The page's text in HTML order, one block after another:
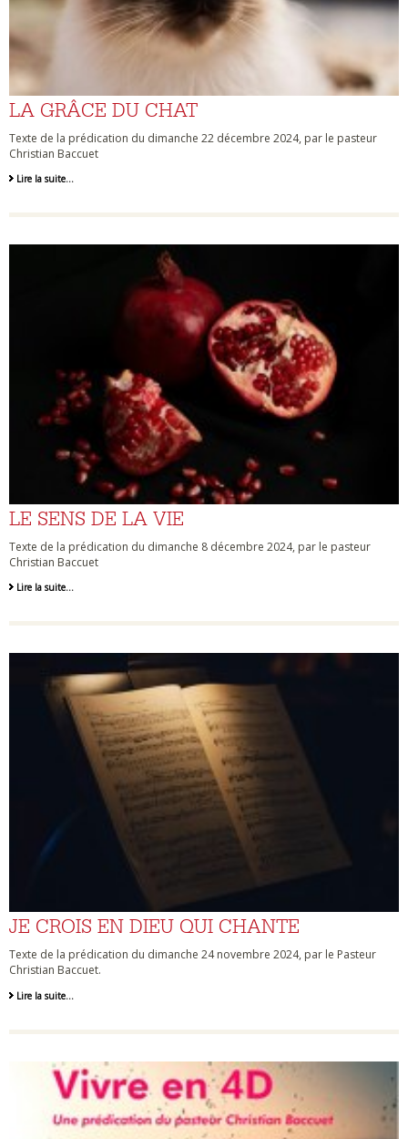
LA GRÂCE DU CHAT
Texte de la prédication du dimanche 22 décembre 2024, par le pasteur
Christian Baccuet
Lire la suite…
LE SENS DE LA VIE
Texte de la prédication du dimanche 8 décembre 2024, par le pasteur
Christian Baccuet
Lire la suite…
JE CROIS EN DIEU QUI CHANTE
Texte de la prédication du dimanche 24 novembre 2024, par le Pasteur
Christian Baccuet.
Lire la suite…